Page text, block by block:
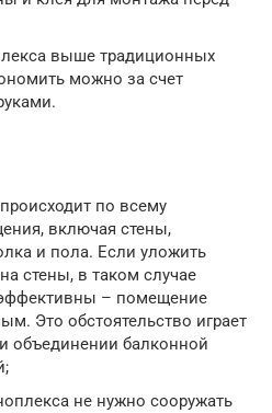
выше традиционных
можно за счет
по всему
включая стены,
и пола. Если уложить
стены, в таком случае
– помещение
Это обстоятельство играет
объединении балконной
не нужно сооружать